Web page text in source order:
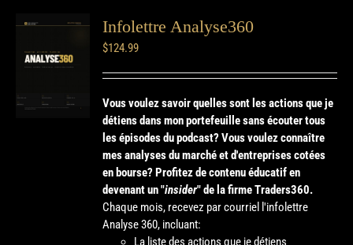
Infolettre Analyse360
$124.99
Vous voulez savoir quelles sont les actions que je
détiens dans mon portefeuille sans écouter tous
les épisodes du podcast? Vous voulez connaître
mes analyses du marché et d'entreprises cotées
en bourse? Profitez de contenu éducatif en
devenant un "insider" de la firme Traders360.
Chaque mois, recevez par courriel l'infolettre
Analyse 360, incluant:
La liste des actions que je détiens